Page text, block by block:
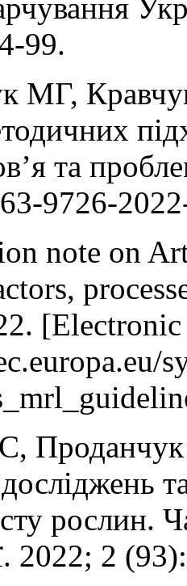
99.
МГ,
та
9726-
note on
С,
рослин.
2022; 2